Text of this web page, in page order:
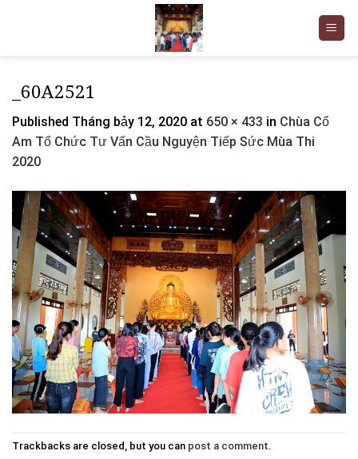
_60A2521
Published Tháng bảy 12, 2020 at 650 × 433 in Chùa Cổ
Am Tổ Chức Tư Vấn Cầu Nguyện Tiếp Sức Mùa Thi
2020
Trackbacks are closed, but you can post a comment.